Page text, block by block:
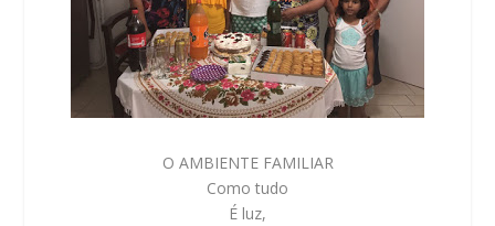
O AMBIENTE FAMILIAR
Como tudo
É luz,